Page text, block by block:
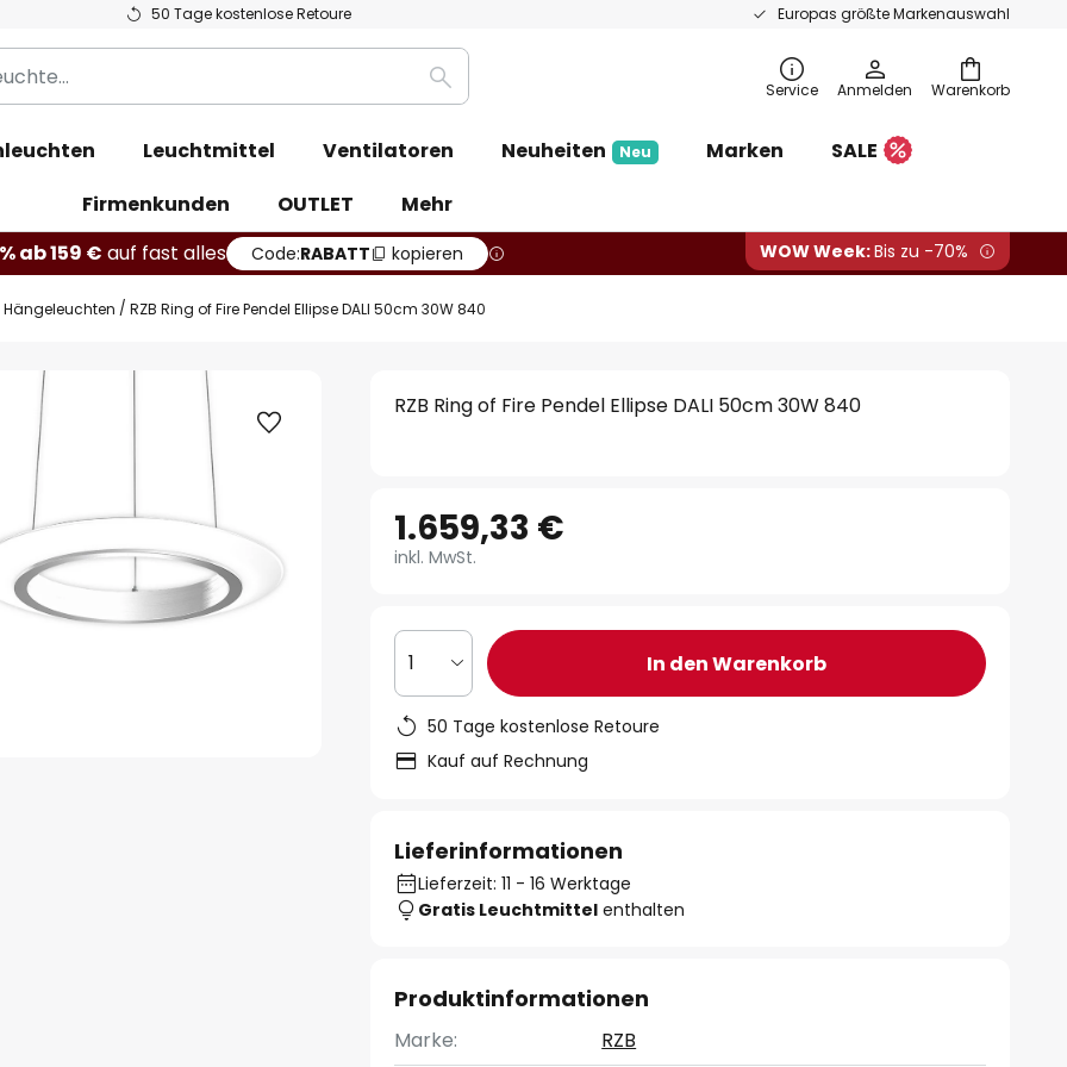
50 Tage kostenlose Retoure Europas größte Markenauswahl
Warenkorb
Suche Service Anmelden
Leuchtmittel Ventilatoren Neuheiten Neu Marken
SALE
Firmenkunden
OUTLET
Mehr
ab 159 € auf fast alles Code:RABATT kopieren WOW Week:Bis zu -70%
Hängeleuchten RZB Ring of Fire Pendel Ellipse DALI 50cm 30W 840
RZB Ring of Fire Pendel Ellipse DALI 50cm 30W 840
1.659,33 €
inkl. MwSt.
1 In den Warenkorb
50 Tage kostenlose Retoure
Kauf auf Rechnung
Lieferinformationen
Lieferzeit: 11 - 16 Werktage
Gratis Leuchtmittel enthalten
Produktinformationen
Marke:
RZB